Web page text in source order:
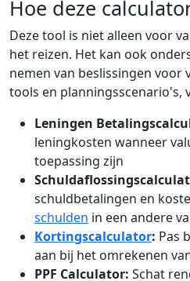
Hoe deze
Deze tool is niet alleen voor
het reizen. Het kan ook
nemen van beslissingen voor
tools en planningsscenario's,
Leningen
leningkosten wanneer
toepassing zijn
schuldbetalingen en
schulden in een andere
Kortingscalculator: Pas
aan bij het omrekenen
PPF Calculator: Schat